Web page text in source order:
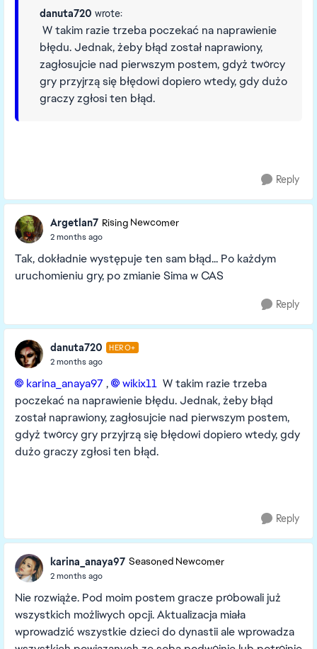
danuta720 wrote:
W takim razie trzeba poczekać na naprawienie
błędu. Jednak, żeby błąd został naprawiony,
zagłosujcie nad pierwszym postem, gdyż twórcy
gry przyjrzą się błędowi dopiero wtedy, gdy dużo
graczy zgłosi ten błąd.
Reply
Argetlan7 Rising Newcomer
2 months ago
Tak, dokładnie występuje ten sam błąd... Po każdym
uruchomieniu gry, po zmianie Sima w CAS
Reply
danuta720 HERO+
2 months ago
karina_anaya97​, wikix11​ W takim razie trzeba
poczekać na naprawienie błędu. Jednak, żeby błąd
został naprawiony, zagłosujcie nad pierwszym postem,
gdyż twórcy gry przyjrzą się błędowi dopiero wtedy, gdy
dużo graczy zgłosi ten błąd.
Reply
karina_anaya97 Seasoned Newcomer
2 months ago
Nie rozwiąże. Pod moim postem gracze próbowali już
wszystkich możliwych opcji. Aktualizacja miała
wprowadzić wszystkie dzieci do dynastii ale wprowadza